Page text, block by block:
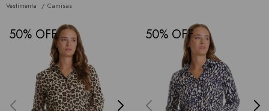
Vestimenta Camisas
50 50